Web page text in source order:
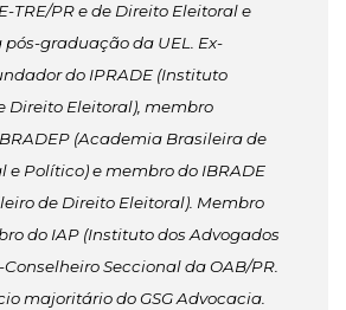
TRE/PR e de Direito Eleitoral e
graduação da UEL. Ex-
do IPRADE (Instituto
Direito Eleitoral), membro
(Academia Brasileira de
e Político) e membro do IBRADE
de Direito Eleitoral). Membro
do IAP (Instituto dos Advogados
Seccional da OAB/PR.
majoritário do GSG Advocacia.